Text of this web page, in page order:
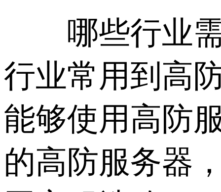
哪些行业需
行业常用到高
能够使用高防
的高防服务器